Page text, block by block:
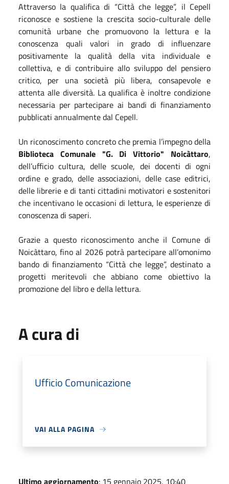
Attraverso la qualifica di “Città che legge”, il Cepell
riconosce e sostiene la crescita socio-culturale delle
comunità urbane che promuovono la lettura e la
conoscenza quali valori in grado di influenzare
positivamente la qualità della vita individuale e
collettiva, e di contribuire allo sviluppo del pensiero
critico, per una società più libera, consapevole e
attenta alle diversità. La qualifica è inoltre condizione
necessaria per partecipare ai bandi di finanziamento
pubblicati annualmente dal Cepell.
Un riconoscimento concreto che premia l’impegno della
Biblioteca Comunale "G. Di Vittorio" Noicàttaro,
dell’ufficio cultura, delle scuole, dei docenti di ogni
ordine e grado, delle associazioni, delle case editrici,
delle librerie e di tanti cittadini motivatori e sostenitori
che incentivano le occasioni di lettura, le esperienze di
conoscenza di saperi.
Grazie a questo riconoscimento anche il Comune di
Noicàttaro, fino al 2026 potrà partecipare all’omonimo
bando di finanziamento “Città che legge”, destinato a
progetti meritevoli che abbiano come obiettivo la
promozione del libro e della lettura.
A cura di
Ufficio Comunicazione
VAI ALLA PAGINA
Ultimo aggiornamento: 15 gennaio 2025, 10:40